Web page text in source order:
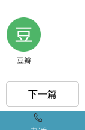
豆瓣
下一篇